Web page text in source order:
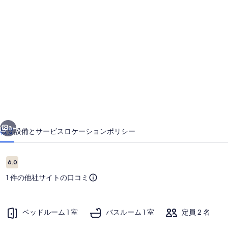
ピ
ア
禁
煙
用
8+
概要設備とサービス ロケーションポリシー
口
コ
ミ
6.010段階中6.0
1 件の他社サイトの口コミ
ベッドルーム 1 室 バスルーム 1 室 定員 2 名